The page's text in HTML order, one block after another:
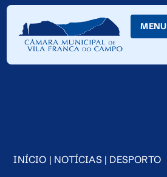
Skip
Content
MENU
INÍCIO | NOTÍCIAS | DESPORTO